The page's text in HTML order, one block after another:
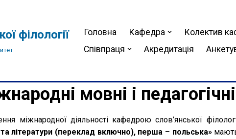
філології Головна Кафедра Колектив
Співпраця
Акредитація
мовні і
міжнародної діяльності кафедрою слов’янської
та літератури (переклад включно), перша – польська»